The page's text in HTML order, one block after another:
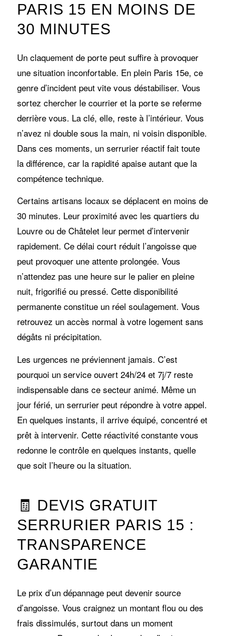
PARIS 15 EN MOINS DE
30 MINUTES
Un claquement de porte peut suffire à provoquer
une situation inconfortable. En plein Paris 15e, ce
genre d’incident peut vite vous déstabiliser. Vous
sortez chercher le courrier et la porte se referme
derrière vous. La clé, elle, reste à l’intérieur. Vous
n’avez ni double sous la main, ni voisin disponible.
Dans ces moments, un serrurier réactif fait toute
la différence, car la rapidité apaise autant que la
compétence technique.
Certains artisans locaux se déplacent en moins de
30 minutes. Leur proximité avec les quartiers du
Louvre ou de Châtelet leur permet d’intervenir
rapidement. Ce délai court réduit l’angoisse que
peut provoquer une attente prolongée. Vous
n’attendez pas une heure sur le palier en pleine
nuit, frigorifié ou pressé. Cette disponibilité
permanente constitue un réel soulagement. Vous
retrouvez un accès normal à votre logement sans
dégâts ni précipitation.
Les urgences ne préviennent jamais. C’est
pourquoi un service ouvert 24h/24 et 7j/7 reste
indispensable dans ce secteur animé. Même un
jour férié, un serrurier peut répondre à votre appel.
En quelques instants, il arrive équipé, concentré et
prêt à intervenir. Cette réactivité constante vous
redonne le contrôle en quelques instants, quelle
que soit l’heure ou la situation.
🧾 DEVIS GRATUIT
SERRURIER PARIS 15 :
TRANSPARENCE
GARANTIE
Le prix d’un dépannage peut devenir source
d’angoisse. Vous craignez un montant flou ou des
frais dissimulés, surtout dans un moment